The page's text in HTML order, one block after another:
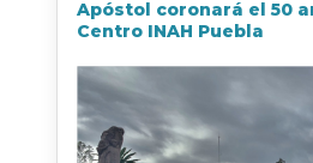
Apóstol coronará el 50
Centro INAH Puebla